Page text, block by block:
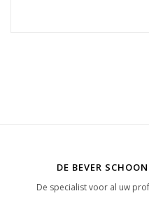
DE BEVER
De specialist voor al uw